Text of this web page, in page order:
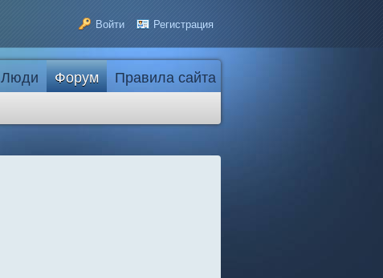
Войти Регистрация
Люди Форум
Правила сайта